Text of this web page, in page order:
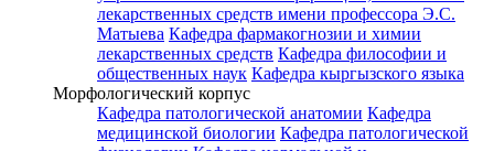
лекарственных средств имени профессора Э.С.
Матыева Кафедра фармакогнозии и химии
лекарственных средств Кафедра философии и
общественных наук Кафедра кыргызского языка
Морфологический корпус
Кафедра патологической анатомии Кафедра
медицинской биологии Кафедра патологической